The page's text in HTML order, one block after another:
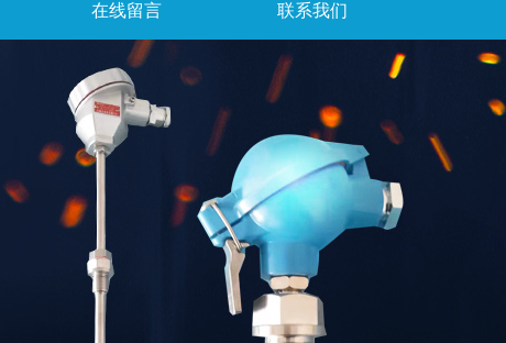
在线留言 联系我们